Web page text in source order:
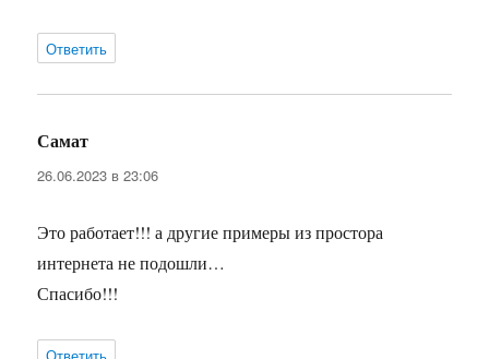
Ответить
Самат
26.06.2023 в 23:06
Это работает!!! а другие примеры из простора
интернета не подошли…
Спасибо!!!
Ответить